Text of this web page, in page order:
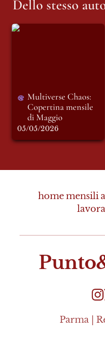
Dello stesso
Multiverse Chaos:
Multiverse Chaos:
Copertina mensile
di Maggio
05/05/2026
homemensili
Parma |